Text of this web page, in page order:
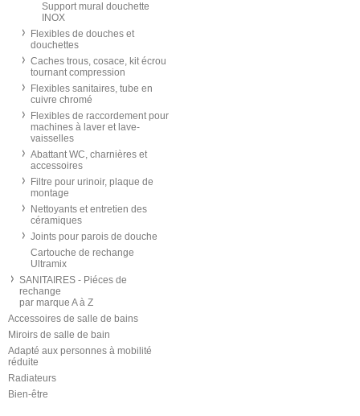
Support mural douchette
INOX
Flexibles de douches et
douchettes
Caches trous, cosace, kit écrou
tournant compression
Flexibles sanitaires, tube en
cuivre chromé
Flexibles de raccordement pour
machines à laver et lave-
vaisselles
Abattant WC, charnières et
accessoires
Filtre pour urinoir, plaque de
montage
Nettoyants et entretien des
céramiques
Joints pour parois de douche
Cartouche de rechange
Ultramix
SANITAIRES - Piéces de
rechange
par marque A à Z
Accessoires de salle de bains
Miroirs de salle de bain
Adapté aux personnes à mobilité
réduite
Radiateurs
Bien-être